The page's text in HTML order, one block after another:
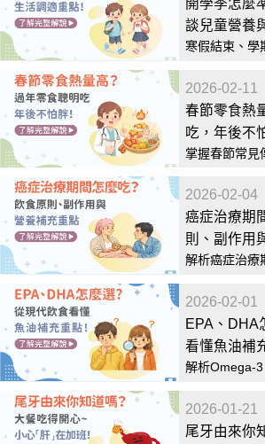
開學季怎麼
談兒童營養
寒假結束、學
2026-02-11
春節零食熱
吃，年後不
掌握春節常見
2026-02-04
癌症治療期
則、副作用
解析癌症治療
2026-02-01
EPA、DHA
看懂魚油補
解析Omega-3
2026-01-21
尾牙由來你